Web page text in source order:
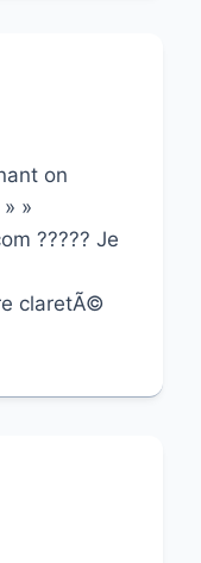
on
»
????? Je
claretÃ©